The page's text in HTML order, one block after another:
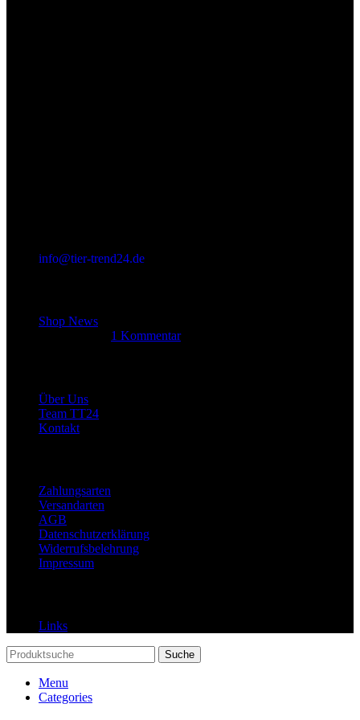
info@tier-trend24.de
Shop News
1 Kommentar
Über Uns
Team TT24
Kontakt
Zahlungsarten
Versandarten
AGB
Datenschutzerklärung
Widerrufsbelehrung
Impressum
Links
Suche
Menu
Categories